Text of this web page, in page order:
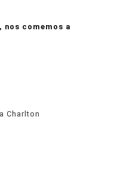
nos comemos a
Charlton